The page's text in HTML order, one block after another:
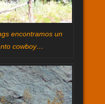
encontramos un
cowboy…